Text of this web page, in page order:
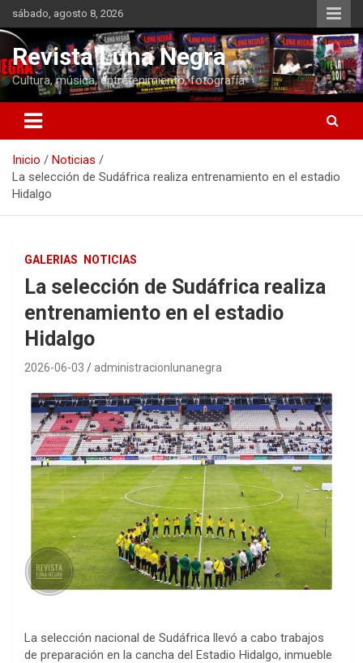
Saltar
al
contenido
sábado, agosto 8, 2026
Revista Luna Negra
Cultura, música, entretenimiento, fotografía
Inicio
Noticias
La selección de Sudáfrica realiza entrenamiento en el estadio
Hidalgo
GALERIAS NOTICIAS
La selección de Sudáfrica realiza
entrenamiento en el estadio
Hidalgo
2026-06-03 administracionlunanegra
La selección nacional de Sudáfrica llevó a cabo trabajos
de preparación en la cancha del Estadio Hidalgo, inmueble